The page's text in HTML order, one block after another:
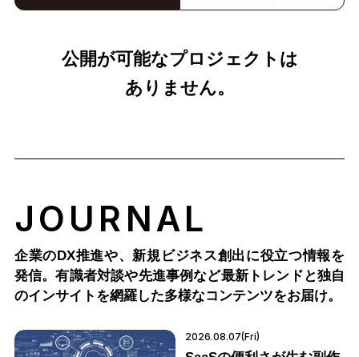
#建設#メタバース#5G#セキュリティ#OPEN HUB#教育
公開が可能なプロジェクトは
ありません。
JOURNAL
企業のDX推進や、新規ビジネス創出に役立つ情報を
発信。有識者対談や先進事例など最新トレンドと独自
のインサイトを網羅した多様なコンテンツをお届け。
2026.08.07(Fri)